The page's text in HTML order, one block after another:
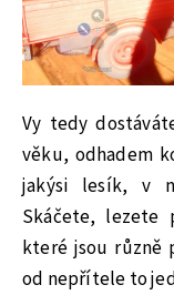
Vy tedy
věku, odhadem
jakýsi lesík, v
Skáčete, lezete
které jsou různě
od nepřítele to